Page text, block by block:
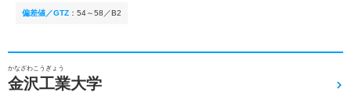
偏差値／GTZ ： 54～58／B2
かなざわこうぎょう
金沢工業大学